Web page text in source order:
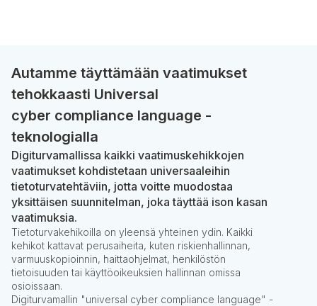
Autamme täyttämään vaatimukset
tehokkaasti Universal
cyber compliance language -
teknologialla
Digiturvamallissa kaikki vaatimuskehikkojen
vaatimukset kohdistetaan universaaleihin
tietoturvatehtäviin, jotta voitte muodostaa
yksittäisen suunnitelman, joka täyttää ison kasan
vaatimuksia.
Tietoturvakehikoilla on yleensä yhteinen ydin. Kaikki
kehikot kattavat perusaiheita, kuten riskienhallinnan,
varmuuskopioinnin, haittaohjelmat, henkilöstön
tietoisuuden tai käyttöoikeuksien hallinnan omissa
osioissaan.
Digiturvamallin "universal cyber compliance language" -